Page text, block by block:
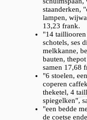
staanderken,
lampen,
13,23 frank.
"14
schotels, ses
melkkanne,
bauten,
samen 17,68
"6 stoelen,
coperen
theketel, 4
spiegelken",
"een bedde
de coetse